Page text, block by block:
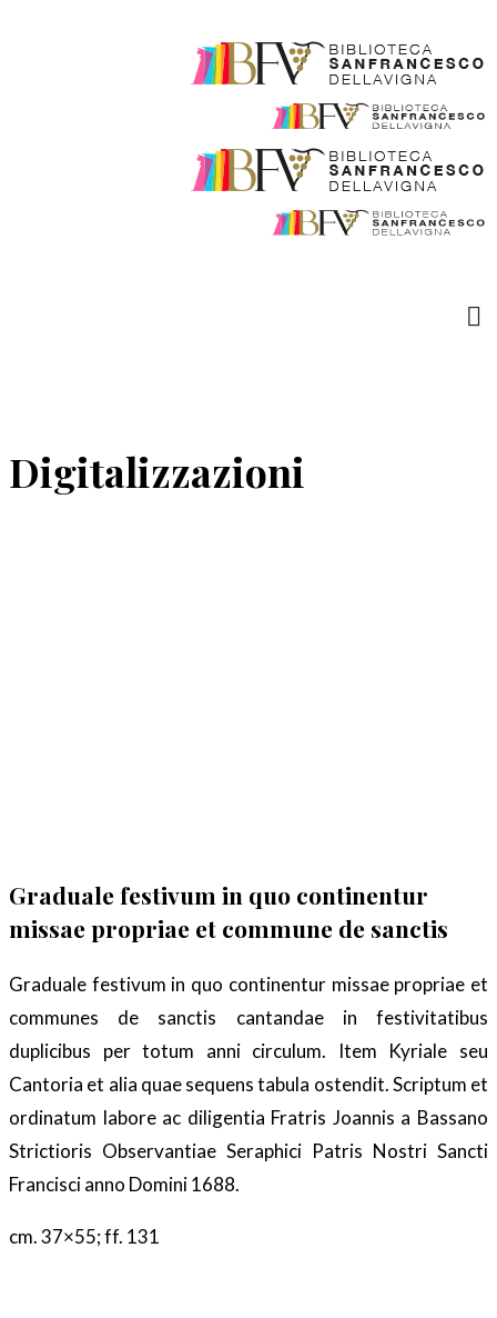
Digitalizzazioni
Graduale festivum in quo continentur
missae propriae et commune de sanctis
Graduale festivum in quo continentur missae propriae et
communes de sanctis cantandae in festivitatibus
duplicibus per totum anni circulum. Item Kyriale seu
Cantoria et alia quae sequens tabula ostendit. Scriptum et
ordinatum labore ac diligentia Fratris Joannis a Bassano
Strictioris Observantiae Seraphici Patris Nostri Sancti
Francisci anno Domini 1688.
cm. 37×55; ff. 131